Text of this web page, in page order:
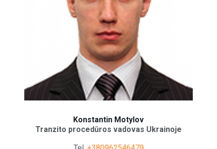
Konstantin Motylov
Tranzito procedūros vadovas Ukrainoje